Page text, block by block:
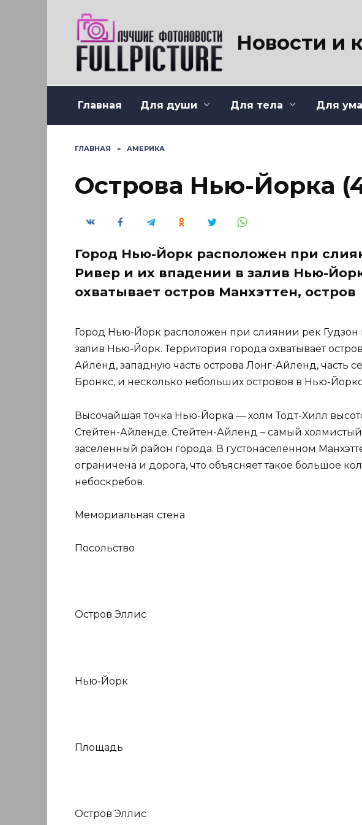
Новости и
Главная Для души Для тела Для ума
ГЛАВНАЯ » АМЕРИКА
Острова Нью-Йорка
Город Нью-Йорк расположен при
Ривер и их впадении в залив Нью-
охватывает остров Манхэттен, остров
Город Нью-Йорк расположен при слиянии рек
залив Нью-Йорк. Территория города охватывает
Айленд, западную часть острова Лонг-Айленд, часть
Бронкс, и несколько небольших островов в Нью-
Высочайшая точка Нью-Йорка — холм Тодт-Хилл
Стейтен-Айленде. Стейтен-Айленд – самый
заселенный район города. В густонаселенном
ограничена и дорога, что объясняет такое большое
небоскребов.
Мемориальная стена
Посольство
Остров Эллис
Нью-Йорк
Площадь
Остров Эллис